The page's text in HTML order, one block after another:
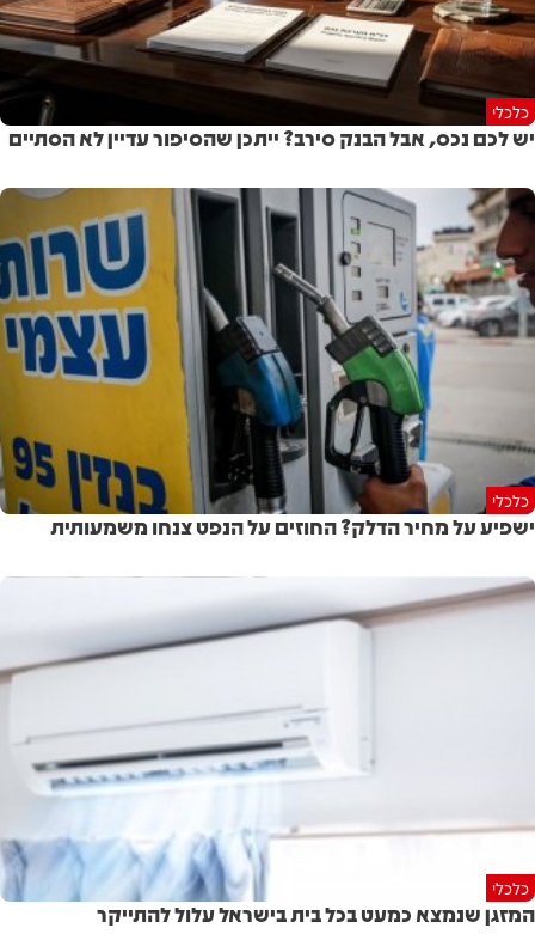
כלכלי
יש לכם נכס, אבל הבנק סירב? ייתכן שהסיפור עדיין לא הסתיים
כלכלי
ישפיע על מחיר הדלק? החוזים על הנפט צנחו משמעותית
כלכלי
המזגן שנמצא כמעט בכל בית בישראל עלול להתייקר